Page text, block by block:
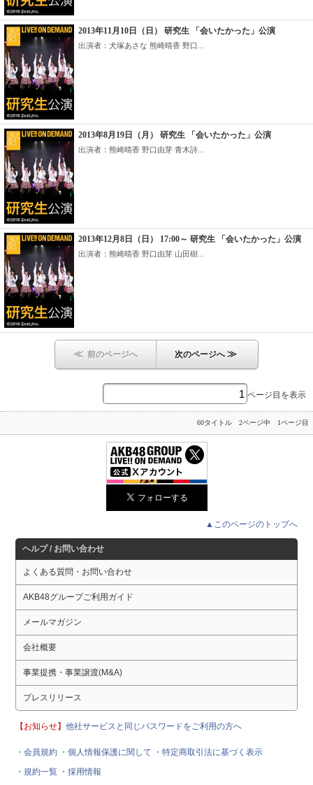
2013年11月10日（日） 研究生 「会いたかった」公演
出演者：犬塚あさな 熊崎晴香 野口...
2013年8月19日（月） 研究生 「会いたかった」公演
出演者：熊崎晴香 野口由芽 青木詩...
2013年12月8日（日） 17:00～ 研究生 「会いたかった」公演
出演者：熊崎晴香 野口由芽 山田樹...
≪ 前のページへ 次のページへ≫
ページ目を表示
60タイトル 2ページ中 1ページ目
▲このページのトップへ
ヘルプ / お問い合わせ
よくある質問・お問い合わせ
AKB48グループご利用ガイド
メールマガジン
会社概要
事業提携・事業譲渡(M&A)
プレスリリース
【お知らせ】他社サービスと同じパスワードをご利用の方へ
・会員規約 ・個人情報保護に関して
・特定商取引法に基づく表示
・規約一覧 ・採用情報